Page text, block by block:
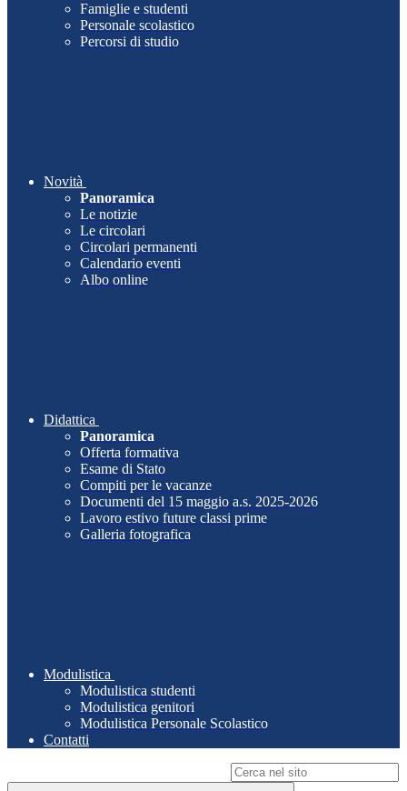
Famiglie e studenti
Personale scolastico
Percorsi di studio
Novità
Panoramica
Le notizie
Le circolari
Circolari permanenti
Calendario eventi
Albo online
Didattica
Panoramica
Offerta formativa
Esame di Stato
Compiti per le vacanze
Documenti del 15 maggio a.s. 2025-2026
Lavoro estivo future classi prime
Galleria fotografica
Modulistica
Modulistica studenti
Modulistica genitori
Modulistica Personale Scolastico
Contatti